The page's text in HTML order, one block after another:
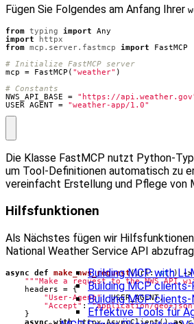
Building MCP with
Building MCP
Building MCP clients-
Effektive Tools für
Fügen Sie Folgendes am Anfang Ihrer
from typing import
Any
import
httpx
from mcp.server.fastmcp import
FastMCP
# Initialize FastMCP server
mcp
= FastMCP ( "weather" )
# Constants
NWS_API_BASE
=
"https://
USER_AGENT = "weather-app/1.0"
Die Klasse FastMCP nutzt
um Tool‑Definitionen automatisch zu
vereinfacht Erstellung und Pflege von
Hilfsfunktionen
Als Nächstes fügen wir
National Weather Service API
async def make_nws_request(url: str) ->
"""Make a request to the NWS API
headers
=
{
"User-Agent": USER_AGENT,
"Accept" :
"application/
}
async
with httpx.AsyncClient() as